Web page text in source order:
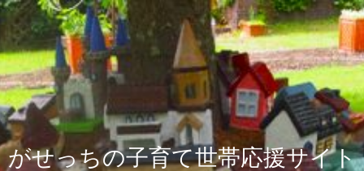
がせっちの子育て世帯応援サイト